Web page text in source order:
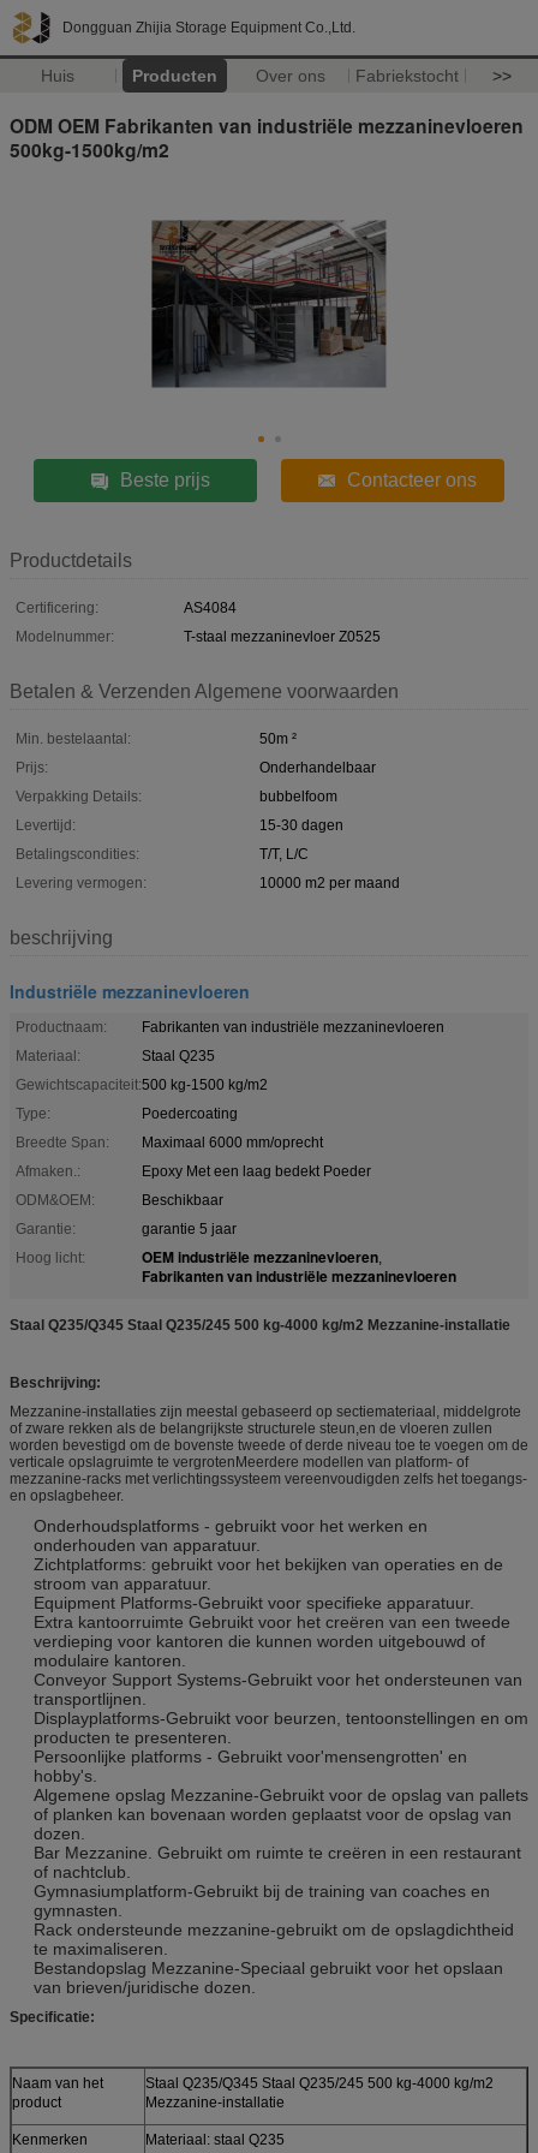
Dongguan Zhijia Storage Equipment Co.,Ltd.
Huis Producten Over ons Fabriekstocht >>
ODM OEM Fabrikanten van industriële mezzaninevloeren
500kg-1500kg/m2
Beste prijs Contacteer ons
Productdetails
Certificering:
AS4084
Modelnummer:
T-staal mezzaninevloer Z0525
Betalen & Verzenden Algemene voorwaarden
Min. bestelaantal:
50m ²
Prijs:
Onderhandelbaar
Verpakking Details:
bubbelfoom
Levertijd:
15-30 dagen
Betalingscondities:
T/T, L/C
Levering vermogen:
10000 m2 per maand
beschrijving
Industriële mezzaninevloeren
Productnaam:
Fabrikanten van industriële mezzaninevloeren
Materiaal:
Staal Q235
Gewichtscapaciteit:500 kg-1500 kg/m2
Type:
Poedercoating
Breedte Span:
Maximaal 6000 mm/oprecht
Afmaken.:
Epoxy Met een laag bedekt Poeder
ODM&OEM:
Beschikbaar
Garantie:
garantie 5 jaar
Hoog licht:
OEM industriële mezzaninevloeren,
Fabrikanten van industriële mezzaninevloeren
Staal Q235/Q345 Staal Q235/245 500 kg-4000 kg/m2 Mezzanine-installatie
Beschrijving:
Mezzanine-installaties zijn meestal gebaseerd op sectiemateriaal, middelgrote
of zware rekken als de belangrijkste structurele steun,en de vloeren zullen
worden bevestigd om de bovenste tweede of derde niveau toe te voegen om de
verticale opslagruimte te vergrotenMeerdere modellen van platform- of
mezzanine-racks met verlichtingssysteem vereenvoudigden zelfs het toegangs-
en opslagbeheer.
Onderhoudsplatforms - gebruikt voor het werken en
onderhouden van apparatuur.
Zichtplatforms: gebruikt voor het bekijken van operaties en de
stroom van apparatuur.
Equipment Platforms-Gebruikt voor specifieke apparatuur.
Extra kantoorruimte Gebruikt voor het creëren van een tweede
verdieping voor kantoren die kunnen worden uitgebouwd of
modulaire kantoren.
Conveyor Support Systems-Gebruikt voor het ondersteunen van
transportlijnen.
Displayplatforms-Gebruikt voor beurzen, tentoonstellingen en om
producten te presenteren.
Persoonlijke platforms - Gebruikt voor'mensengrotten' en
hobby's.
Algemene opslag Mezzanine-Gebruikt voor de opslag van pallets
of planken kan bovenaan worden geplaatst voor de opslag van
dozen.
Bar Mezzanine. Gebruikt om ruimte te creëren in een restaurant
of nachtclub.
Gymnasiumplatform-Gebruikt bij de training van coaches en
gymnasten.
Rack ondersteunde mezzanine-gebruikt om de opslagdichtheid
te maximaliseren.
Bestandopslag Mezzanine-Speciaal gebruikt voor het opslaan
van brieven/juridische dozen.
Specificatie:
Naam van het
product
Staal Q235/Q345 Staal Q235/245 500 kg-4000 kg/m2
Mezzanine-installatie
Kenmerken
Materiaal: staal Q235